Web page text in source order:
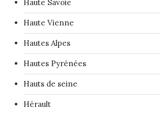
Haute Savoie
Haute Vienne
Hautes Alpes
Hautes Pyrénées
Hauts de seine
Hérault